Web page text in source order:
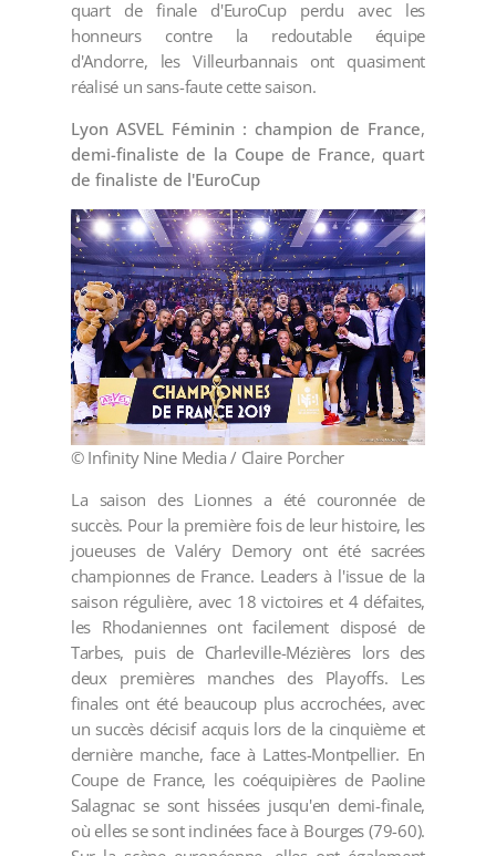
quart de finale d'EuroCup perdu avec les
honneurs contre la redoutable équipe
d'Andorre, les Villeurbannais ont quasiment
réalisé un sans-faute cette saison.
Lyon ASVEL Féminin : champion de France,
demi-finaliste de la Coupe de France, quart
de finaliste de l'EuroCup
© Infinity Nine Media / Claire Porcher
La saison des Lionnes a été couronnée de
succès. Pour la première fois de leur histoire, les
joueuses de Valéry Demory ont été sacrées
championnes de France. Leaders à l'issue de la
saison régulière, avec 18 victoires et 4 défaites,
les Rhodaniennes ont facilement disposé de
Tarbes, puis de Charleville-Mézières lors des
deux premières manches des Playoffs. Les
finales ont été beaucoup plus accrochées, avec
un succès décisif acquis lors de la cinquième et
dernière manche, face à Lattes-Montpellier. En
Coupe de France, les coéquipières de Paoline
Salagnac se sont hissées jusqu'en demi-finale,
où elles se sont inclinées face à Bourges (79-60).